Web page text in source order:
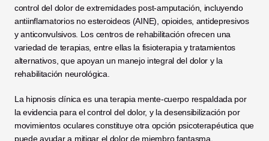
control del dolor de extremidades post-amputación, incluyendo
antiinflamatorios no esteroideos (AINE), opioides, antidepresivos
y anticonvulsivos. Los centros de rehabilitación ofrecen una
variedad de terapias, entre ellas la fisioterapia y tratamientos
alternativos, que apoyan un manejo integral del dolor y la
rehabilitación neurológica.
La hipnosis clínica es una terapia mente-cuerpo respaldada por
la evidencia para el control del dolor, y la desensibilización por
movimientos oculares constituye otra opción psicoterapéutica que
puede ayudar a mitigar el dolor de miembro fantasma.